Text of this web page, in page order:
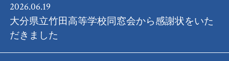
2026.06.19
大分県立竹田高等学校同窓会から感謝状をいた
だきました